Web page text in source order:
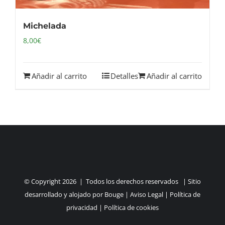
Michelada
8,00€
Añadir al carrito Añadir al carrito
Detalles
© Copyright2026 | Todos los derechos reservados | Sitio
desarrollado y alojado por Bouge | Aviso Legal | Política de
privacidad | Política de cookies